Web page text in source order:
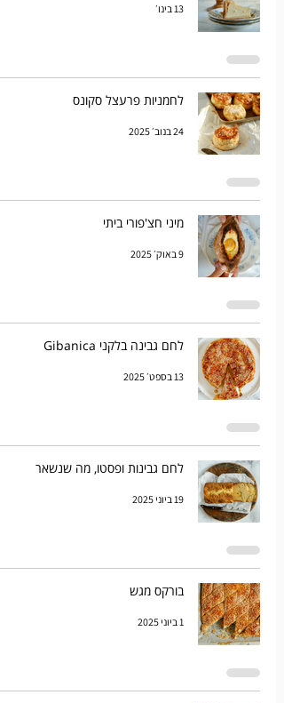
13 בינו׳
לחמניות פרעצל סקונס
24 בנוב׳ 2025
מיני חצ'פורי ביתי
9 באוק׳ 2025
לחם גבינה בלקני Gibanica
13 בספט׳ 2025
לחם גבינות ופסטו, מה שנשאר
19 ביוני 2025
בורקס מגש
1 ביוני 2025